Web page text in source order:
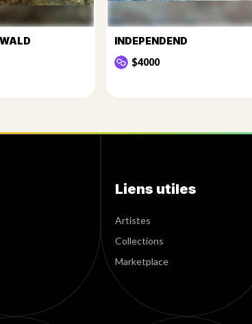
INDEPENDEND
$4000
Liens utiles
Artistes
Collections
Marketplace